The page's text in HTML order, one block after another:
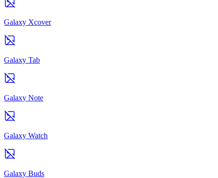
Galaxy Xcover
Galaxy Tab
Galaxy Note
Galaxy Watch
Galaxy Buds